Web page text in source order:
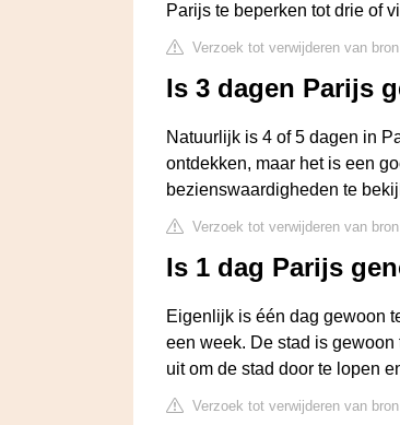
Parijs te beperken tot drie of
Verzoek tot verwijderen van bron
Is 3 dagen Parijs
Natuurlijk is 4 of 5 dagen in
ontdekken, maar het is een
bezienswaardigheden te
Verzoek tot verwijderen van bron
Is 1 dag Parijs
Eigenlijk is één dag gewoon
een week. De stad is
uit om de stad door te lopen
Verzoek tot verwijderen van bron